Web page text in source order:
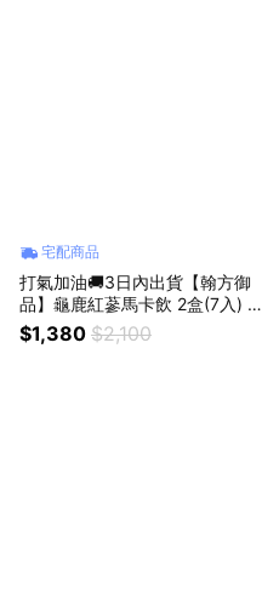
宅配商品
打氣加油🚚3日內出貨【翰方御
品】龜鹿紅蔘馬卡飲 2盒(7入) 贈
品牌送禮提袋 父親節 男友 老公
送禮首選
$1,380 $2,100